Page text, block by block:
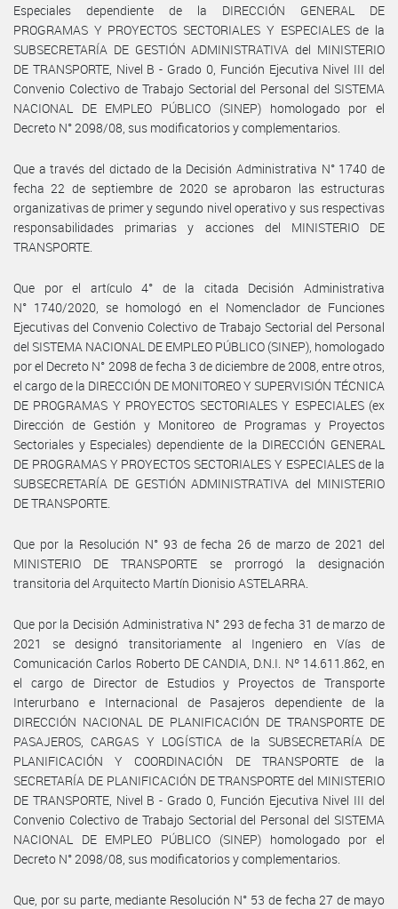
Especiales dependiente de la DIRECCIÓN GENERAL DE
PROGRAMAS Y PROYECTOS SECTORIALES Y ESPECIALES de la
SUBSECRETARÍA DE GESTIÓN ADMINISTRATIVA del MINISTERIO
DE TRANSPORTE, Nivel B - Grado 0, Función Ejecutiva Nivel III del
Convenio Colectivo de Trabajo Sectorial del Personal del SISTEMA
NACIONAL DE EMPLEO PÚBLICO (SINEP) homologado por el
Decreto N° 2098/08, sus modificatorios y complementarios.
Que a través del dictado de la Decisión Administrativa N° 1740 de
fecha 22 de septiembre de 2020 se aprobaron las estructuras
organizativas de primer y segundo nivel operativo y sus respectivas
responsabilidades primarias y acciones del MINISTERIO DE
TRANSPORTE.
Que por el artículo 4° de la citada Decisión Administrativa
N° 1740/2020, se homologó en el Nomenclador de Funciones
Ejecutivas del Convenio Colectivo de Trabajo Sectorial del Personal
del SISTEMA NACIONAL DE EMPLEO PÚBLICO (SINEP), homologado
por el Decreto N° 2098 de fecha 3 de diciembre de 2008, entre otros,
el cargo de la DIRECCIÓN DE MONITOREO Y SUPERVISIÓN TÉCNICA
DE PROGRAMAS Y PROYECTOS SECTORIALES Y ESPECIALES (ex
Dirección de Gestión y Monitoreo de Programas y Proyectos
Sectoriales y Especiales) dependiente de la DIRECCIÓN GENERAL
DE PROGRAMAS Y PROYECTOS SECTORIALES Y ESPECIALES de la
SUBSECRETARÍA DE GESTIÓN ADMINISTRATIVA del MINISTERIO
DE TRANSPORTE.
Que por la Resolución N° 93 de fecha 26 de marzo de 2021 del
MINISTERIO DE TRANSPORTE se prorrogó la designación
transitoria del Arquitecto Martín Dionisio ASTELARRA.
Que por la Decisión Administrativa N° 293 de fecha 31 de marzo de
2021 se designó transitoriamente al Ingeniero en Vías de
Comunicación Carlos Roberto DE CANDIA, D.N.I. Nº 14.611.862, en
el cargo de Director de Estudios y Proyectos de Transporte
Interurbano e Internacional de Pasajeros dependiente de la
DIRECCIÓN NACIONAL DE PLANIFICACIÓN DE TRANSPORTE DE
PASAJEROS, CARGAS Y LOGÍSTICA de la SUBSECRETARÍA DE
PLANIFICACIÓN Y COORDINACIÓN DE TRANSPORTE de la
SECRETARÍA DE PLANIFICACIÓN DE TRANSPORTE del MINISTERIO
DE TRANSPORTE, Nivel B - Grado 0, Función Ejecutiva Nivel III del
Convenio Colectivo de Trabajo Sectorial del Personal del SISTEMA
NACIONAL DE EMPLEO PÚBLICO (SINEP) homologado por el
Decreto N° 2098/08, sus modificatorios y complementarios.
Que, por su parte, mediante Resolución N° 53 de fecha 27 de mayo